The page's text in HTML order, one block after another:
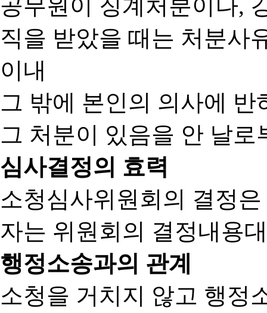
공무원이 징계처분이나,
직을 받았을 때는 처분사
이내
그 밖에 본인의 의사에
그 처분이 있음을 안 날로
심사결정의 효력
소청심사위원회의 결정
자는 위원회의 결정내용
행정소송과의 관계
소청을 거치지 않고 행정